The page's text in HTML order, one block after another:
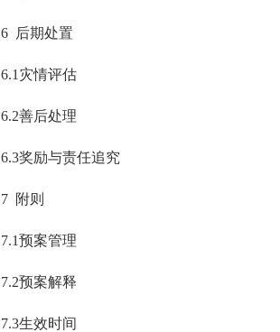
6 后期处置
6.1灾情评估
6.2善后处理
6.3奖励与责任追究
7 附则
7.1预案管理
7.2预案解释
7.3生效时间